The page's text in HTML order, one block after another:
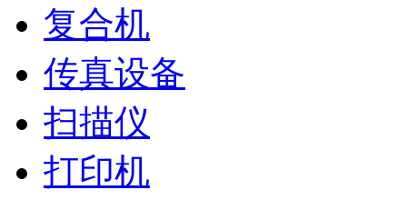
复合机
传真设备
扫描仪
打印机